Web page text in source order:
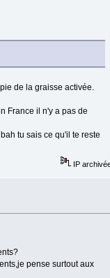
de la graisse activée.
France il n'y a pas de
tu sais ce qu'il te reste
IP
pense surtout aux